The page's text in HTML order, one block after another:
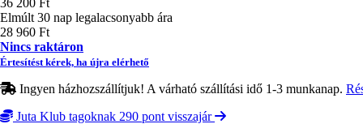
Elmúlt 30 nap legalacsonyabb ára
28 960 Ft
Nincs raktáron
Értesítést kérek, ha újra elérhető
Ingyen házhozszállítjuk! A várható szállítási idő 1-3 munkanap.
Juta Klub tagoknak 290 pont visszajár